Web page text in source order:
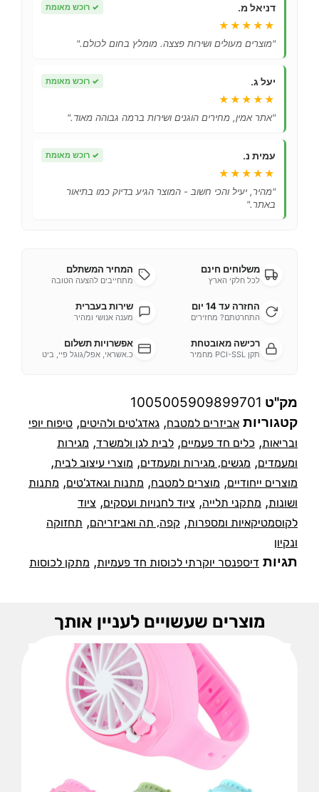
דניאל מ. ✓ רוכש מאומת
★★★★★
"מוצרים מעולים ושירות פצצה. מומלץ בחום לכולם."
יעל ג. ✓ רוכש מאומת
★★★★★
"אתר אמין, מחירים הוגנים ושירות ברמה גבוהה מאוד."
עמית נ. ✓ רוכש מאומת
★★★★★
"מהיר, יעיל והכי חשוב - המוצר הגיע בדיוק כמו בתיאור
באתר."
משלוחים חינם
לכל חלקי הארץ
המחיר המשתלם
מתחייבים להצעה הטובה
החזרה עד 14 יום
התחרטתם? מחזירים
שירות בעברית
מענה אנושי ומהיר
רכישה מאובטחת
תקן PCI-SSL מחמיר
אפשרויות תשלום
כ.אשראי, אפל/גוגל פיי, ביט
מק"ט 1005005909899701
קטגוריות אביזרים למטבח, גאדג'טים ולהיטים, טיפוח יופי
ובריאות, כלים חד פעמיים, לבית לגן ולמשרד, מגירות
ומעמדים, מגשים, מגירות ומעמדים, מוצרי עיצוב לבית,
מוצרים ייחודיים, מוצרים למטבח, מתנות וגאדג'טים, מתנות
ושונות, מתקני תלייה, ציוד לחנויות ועסקים, ציוד
לקוסמטיקאיות ומספרות, קפה, תה ואביזריהם, תחזוקה
ונקיון
תגיות דיספנסר יוקרתי לכוסות חד פעמיות, מתקן לכוסות
מוצרים שעשויים לעניין אותך